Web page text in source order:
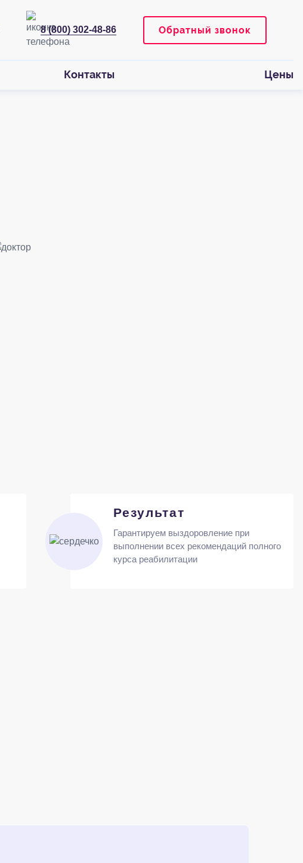
8 (800) 302-48-86 Обратный звонок
Контакты Цены
Результат
Гарантируем выздоровление при
выполнении всех рекомендаций полного
курса реабилитации